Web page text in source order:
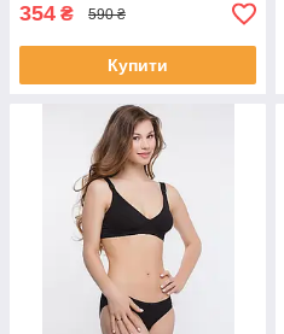
354 ₴ 590 ₴
Купити